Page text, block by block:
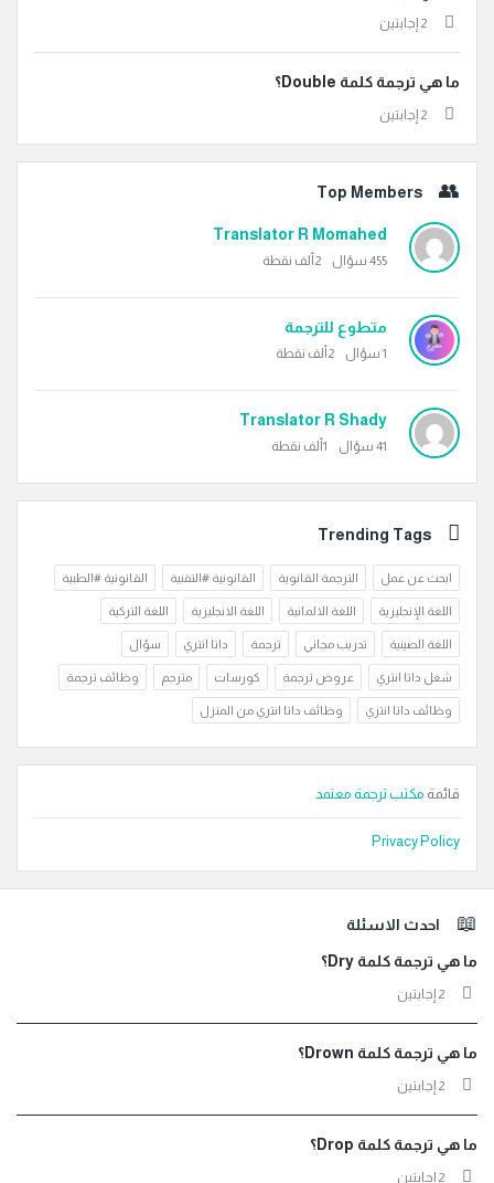
‫2 إجابتين
ما هي ترجمة كلمة Double؟
‫2 إجابتين
Top Members
Translator R Momahed
455 سؤال 2ألف نقطة
متطوع للترجمة
1 سؤال 2ألف نقطة
Translator R Shady
41 سؤال 1ألف نقطة
Trending Tags
ابحث عن عمل الترجمة القانوية القانونية #التقنية القانونية #الطبية
اللغة الإنجليزية اللغة الالمانية اللغة الانجليزية اللغة التركية
اللغة الصينية تدريب مجاني ترجمة داتا انتري سؤال
شغل داتا انتري عروض ترجمة كورسات مترجم وظائف ترجمة
وظائف داتا انتري وظائف داتا انتري من المنزل
قائمة مكتب ترجمة معتمد
Privacy Policy
الفوتراحدث الاسئلة
ما هي ترجمة كلمة Dry؟
‫2 إجابتين
ما هي ترجمة كلمة Drown؟
‫2 إجابتين
ما هي ترجمة كلمة Drop؟
‫2 إجابتين